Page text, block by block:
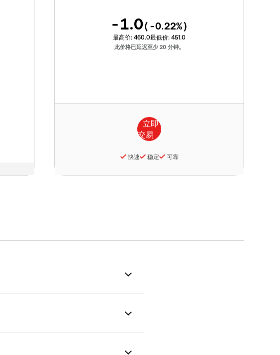
-1.0( -0.22%)
最高价: 460.0最低价: 451.0
此价格已延迟至少 20 分钟。
快速 稳定 可靠